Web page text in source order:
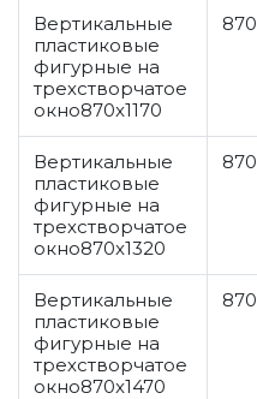
Вертикальные
пластиковые
фигурные на
трехстворчатое
окно870x1170
870
Вертикальные
пластиковые
фигурные на
трехстворчатое
окно870x1320
870
Вертикальные
пластиковые
фигурные на
трехстворчатое
окно870x1470
870